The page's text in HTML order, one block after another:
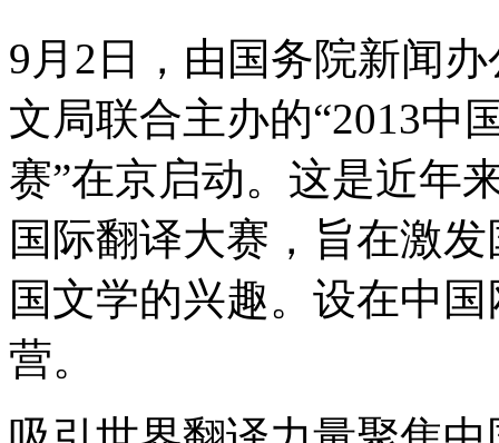
9月2日，由国务院新闻
文局联合主办的“2013中
赛”在京启动。这是近年
国际翻译大赛，旨在激
国文学的兴趣。设在中
营。